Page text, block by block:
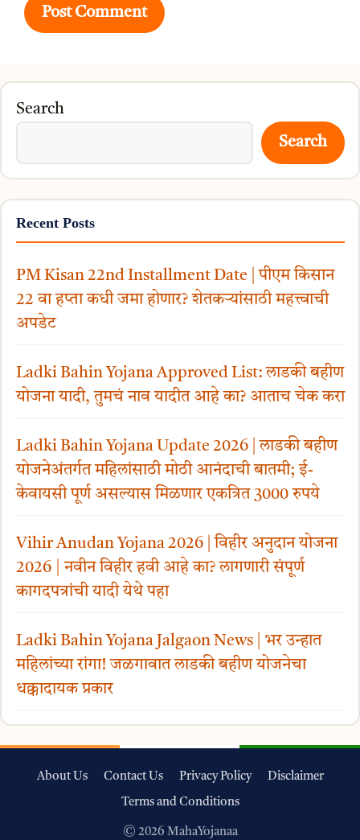
Search
Search
Recent Posts
PM Kisan 22nd Installment Date | पीएम किसान
22 वा हप्ता कधी जमा होणार? शेतकऱ्यांसाठी महत्त्वाची
अपडेट
Ladki Bahin Yojana Approved List: लाडकी बहीण
योजना यादी, तुमचं नाव यादीत आहे का? आताच चेक करा
Ladki Bahin Yojana Update 2026 | लाडकी बहीण
योजनेअंतर्गत महिलांसाठी मोठी आनंदाची बातमी; ई-
केवायसी पूर्ण असल्यास मिळणार एकत्रित 3000 रुपये
Vihir Anudan Yojana 2026 | विहीर अनुदान योजना
2026 | नवीन विहीर हवी आहे का? लागणारी संपूर्ण
कागदपत्रांची यादी येथे पहा
Ladki Bahin Yojana Jalgaon News | भर उन्हात
महिलांच्या रांगा! जळगावात लाडकी बहीण योजनेचा
धक्कादायक प्रकार
About Us Contact Us Privacy Policy Disclaimer
Terms and Conditions
© 2026 MahaYojanaa